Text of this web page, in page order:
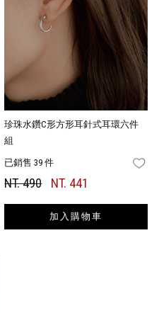
FAVORITES
珍珠水鑽C形方形耳針式耳環六件
組
已銷售 39 件
NT. 490 NT. 441
加入購物車